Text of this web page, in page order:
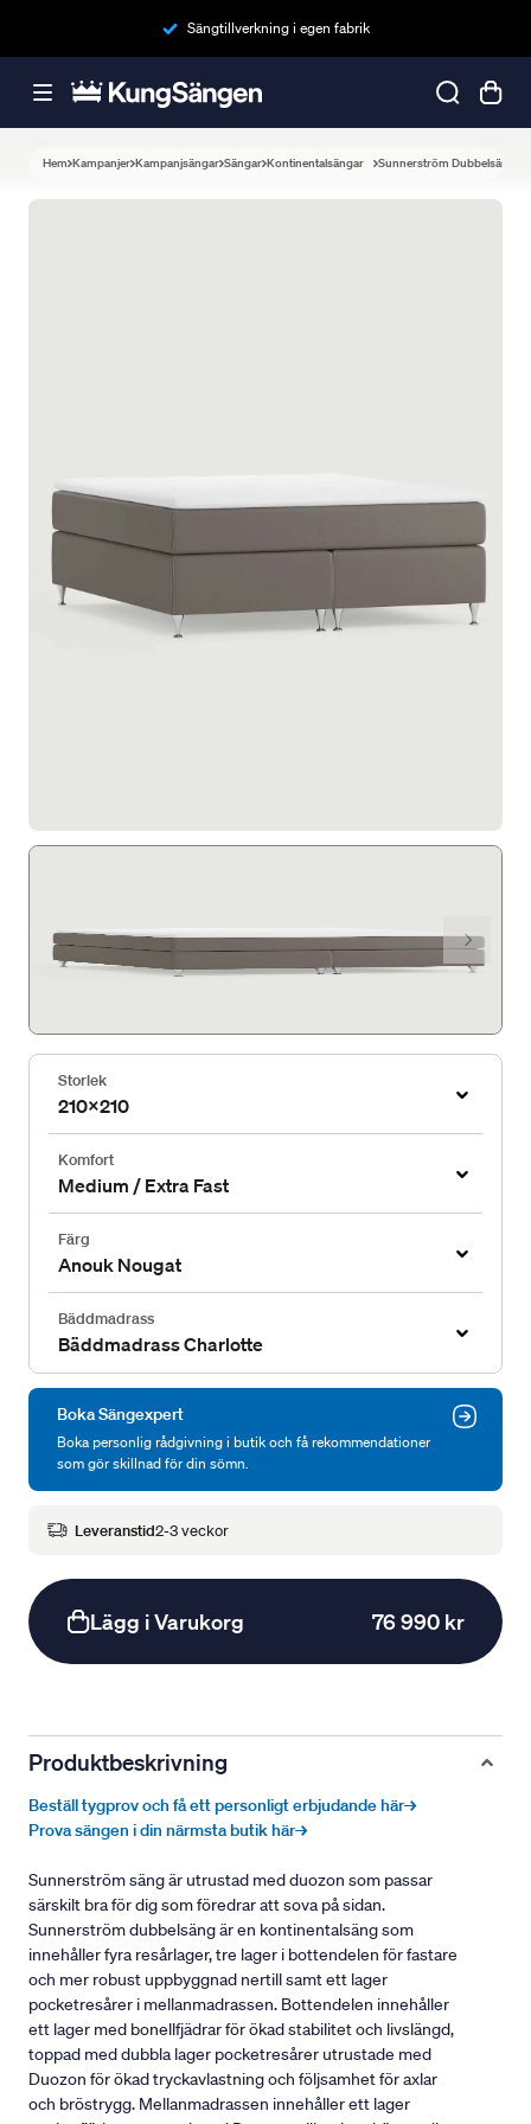
Sängtillverkning i egen fabrik
Hem Kampanjer Kampanjsängar Sängar Kontinentalsängar Sunnerström Dubbelsäng
Storlek
210x210
Komfort
Medium / Extra Fast
Färg
Anouk Nougat
Bäddmadrass
Bäddmadrass Charlotte
Boka Sängexpert
Boka personlig rådgivning i butik och få rekommendationer
som gör skillnad för din sömn.
Leveranstid2-3 veckor
Lägg i Varukorg 76 990 kr
Produktbeskrivning
Beställ tygprov och få ett personligt erbjudande här→
Prova sängen i din närmsta butik här→
Sunnerström säng är utrustad med duozon som passar
särskilt bra för dig som föredrar att sova på sidan.
Sunnerström dubbelsäng är en kontinentalsäng som
innehåller fyra resårlager, tre lager i bottendelen för fastare
och mer robust uppbyggnad nertill samt ett lager
pocketresårer i mellanmadrassen. Bottendelen innehåller
ett lager med bonellfjädrar för ökad stabilitet och livslängd,
toppad med dubbla lager pocketresårer utrustade med
Duozon för ökad tryckavlastning och följsamhet för axlar
och bröstrygg. Mellanmadrassen innehåller ett lager